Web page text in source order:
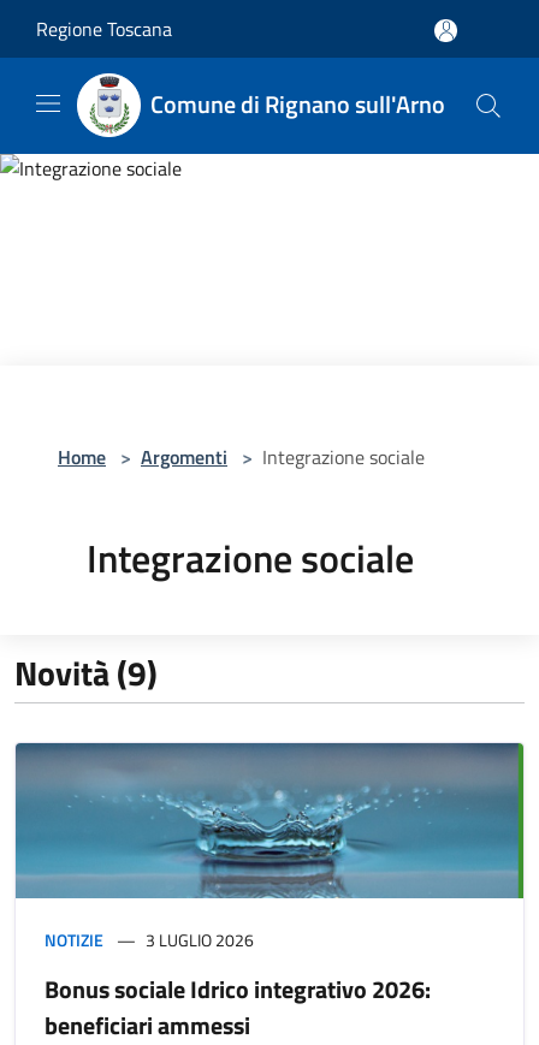
Regione Toscana
Comune di Rignano sull'Arno
Home > Argomenti > Integrazione sociale
Integrazione sociale
Novità (9)
NOTIZIE 3 LUGLIO 2026
Bonus sociale Idrico integrativo 2026:
beneficiari ammessi